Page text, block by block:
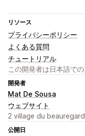
リソース
プライバシーポリシー
よくある質問
チュートリアル
この開発者は日本語で
開発者
Mat De Sousa
ウェブサイト
2 village du
公開日